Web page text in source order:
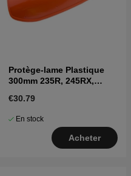
Protège-lame Plastique
300mm 235R, 245RX,
€30.79
En stock
Acheter